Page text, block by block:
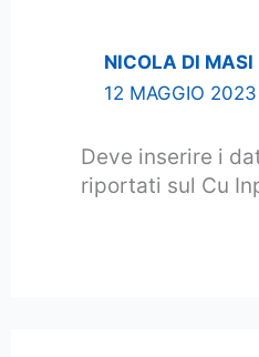
NICOLA DI MASI
12 MAGGIO
Deve inserire i
riportati sul Cu